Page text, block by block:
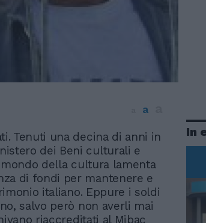
a
Tenuti una decina di anni in
dei Beni culturali e
della cultura lamenta
di fondi per mantenere e
italiano. Eppure i soldi
salvo però non averli mai
riaccreditati al Mibac
In